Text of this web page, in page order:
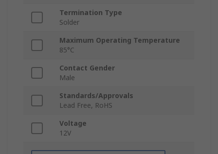
Termination Type
Solder
Maximum Operating Temperature
85°C
Contact Gender
Male
Standards/Approvals
Lead Free, RoHS
Voltage
12V